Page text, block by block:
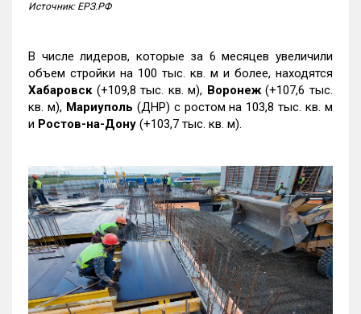
Источник: ЕРЗ.РФ
В числе лидеров, которые за 6 месяцев увеличили
объем стройки на 100 тыс. кв. м и более, находятся
Хабаровск (+109,8 тыс. кв. м), Воронеж(+107,6 тыс.
кв. м), Мариуполь (ДНР) с ростом на 103,8 тыс. кв. м
и Ростов-на-Дону (+103,7 тыс. кв. м).